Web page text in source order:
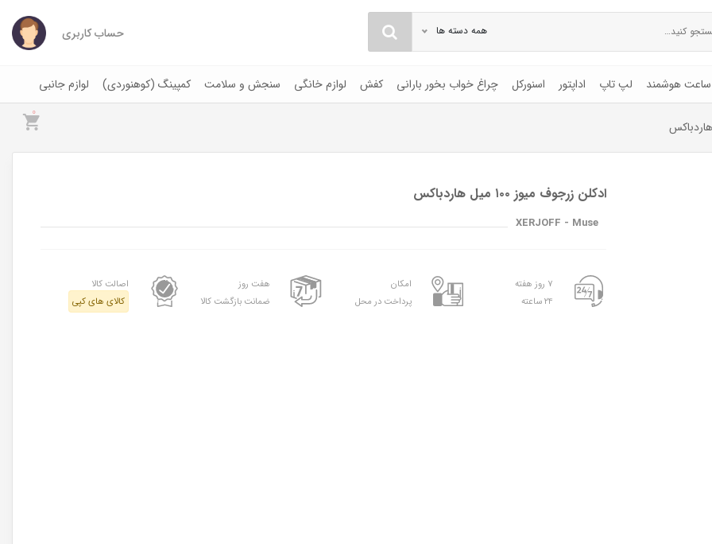
همه دسته ها حساب کاربری
ساعت هوشمند لپ تاپ اداپتور اسنورکل چراغ خواب بخور بارانی کفش لوازم خانگی سنجش و سلامت کمپینگ (کوهنوردی) لوازم جانبی
0
ادکلن زرجوف میوز ١٠٠ میل هاردباکس
XERJOFF - Muse
۷ روز هفته
۲۴ ساعته
امکان
پرداخت در محل
هفت روز
ضمانت بازگشت کالا
اصالت کالا
کالای های کپی